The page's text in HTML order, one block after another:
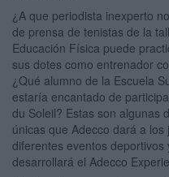
¿A que periodista inexperto
de prensa de tenistas de la
Educación Física puede
sus dotes como entrenador
¿Qué alumno de la Escuela
estaría encantado de
du Soleil? Estas son algunas
únicas que Adecco dará a
diferentes eventos
desarrollará el Adecco